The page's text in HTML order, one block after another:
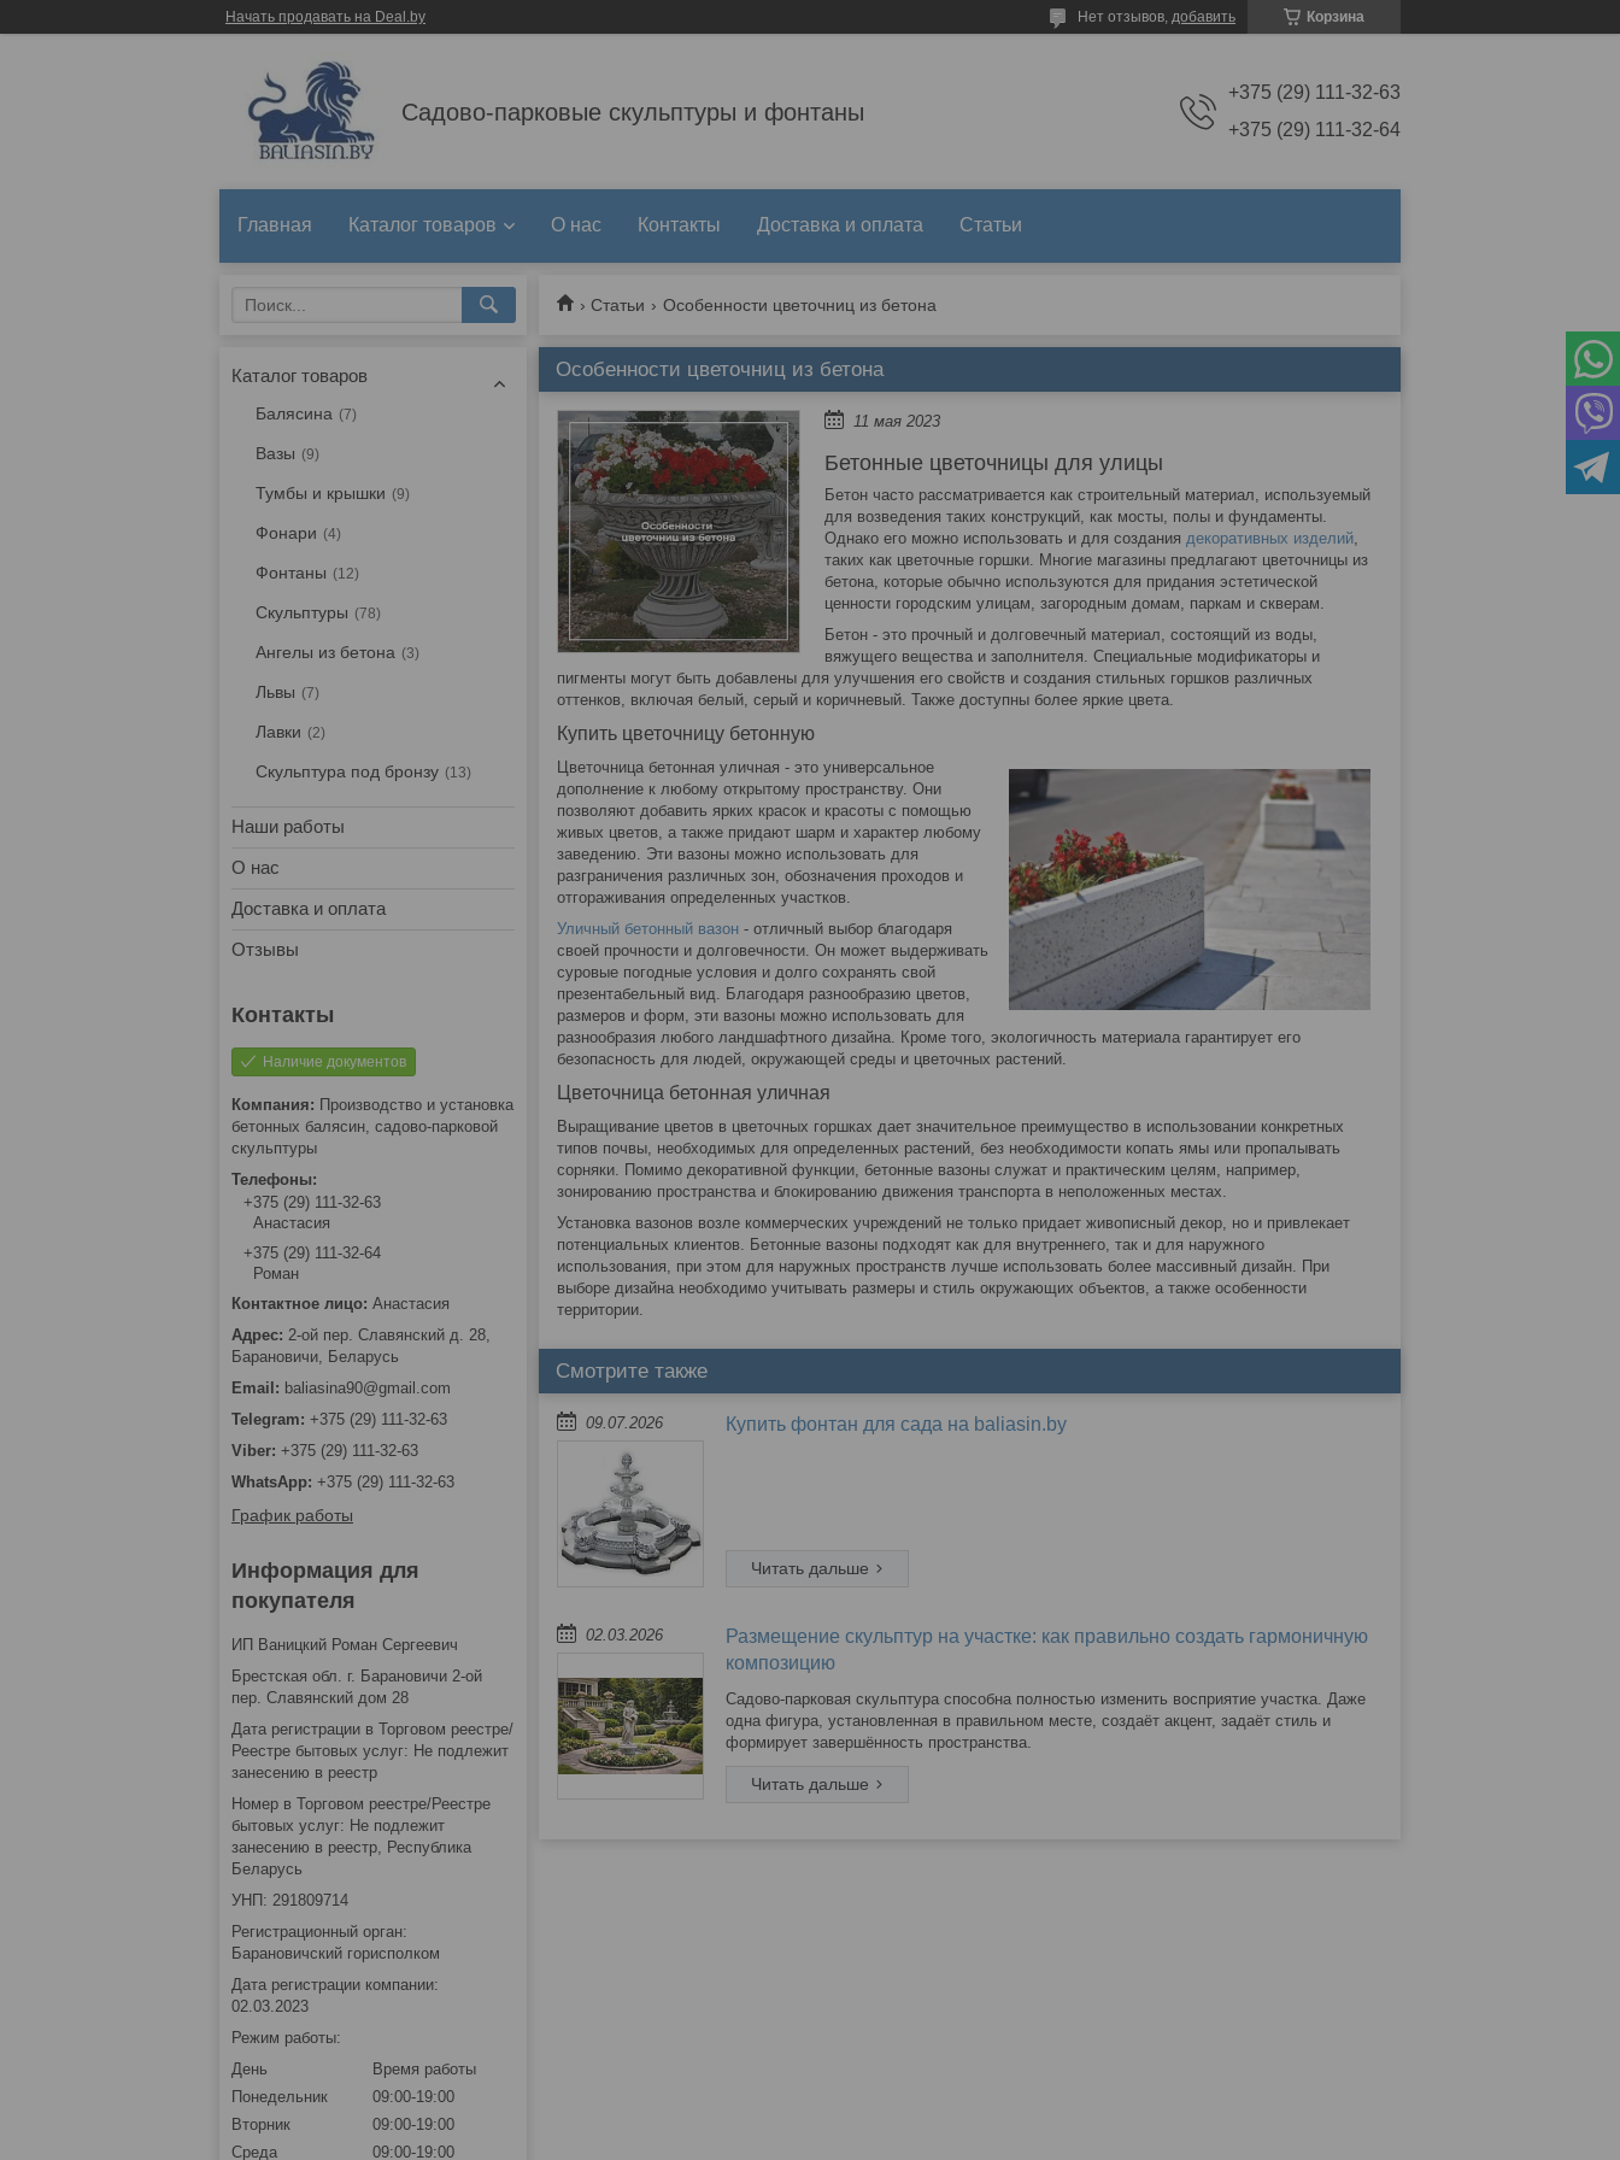
Начать продавать на Deal.by Корзина
Нет отзывов, добавить
Садово-парковые скульптуры и фонтаны
+375 (29) 111-32-63
+375 (29) 111-32-64
Главная Каталог товаров О нас Контакты Доставка и оплата Статьи
Статьи Особенности цветочниц из бетона
Особенности цветочниц из бетона
11 мая 2023
Бетонные цветочницы для улицы
Бетон часто рассматривается как строительный материал, используемый
для возведения таких конструкций, как мосты, полы и фундаменты.
Однако его можно использовать и для создания декоративных изделий,
таких как цветочные горшки. Многие магазины предлагают цветочницы из
бетона, которые обычно используются для придания эстетической
ценности городским улицам, загородным домам, паркам и скверам.
Бетон - это прочный и долговечный материал, состоящий из воды,
вяжущего вещества и заполнителя. Специальные модификаторы и
пигменты могут быть добавлены для улучшения его свойств и создания стильных горшков различных
оттенков, включая белый, серый и коричневый. Также доступны более яркие цвета.
Купить цветочницу бетонную
Цветочница бетонная уличная - это универсальное
дополнение к любому открытому пространству. Они
позволяют добавить ярких красок и красоты с помощью
живых цветов, а также придают шарм и характер любому
заведению. Эти вазоны можно использовать для
разграничения различных зон, обозначения проходов и
отгораживания определенных участков.
Уличный бетонный вазон - отличный выбор благодаря
своей прочности и долговечности. Он может выдерживать
суровые погодные условия и долго сохранять свой
презентабельный вид. Благодаря разнообразию цветов,
размеров и форм, эти вазоны можно использовать для
разнообразия любого ландшафтного дизайна. Кроме того, экологичность материала гарантирует его
безопасность для людей, окружающей среды и цветочных растений.
Цветочница бетонная уличная
Выращивание цветов в цветочных горшках дает значительное преимущество в использовании конкретных
типов почвы, необходимых для определенных растений, без необходимости копать ямы или пропалывать
сорняки. Помимо декоративной функции, бетонные вазоны служат и практическим целям, например,
зонированию пространства и блокированию движения транспорта в неположенных местах.
Установка вазонов возле коммерческих учреждений не только придает живописный декор, но и привлекает
потенциальных клиентов. Бетонные вазоны подходят как для внутреннего, так и для наружного
использования, при этом для наружных пространств лучше использовать более массивный дизайн. При
выборе дизайна необходимо учитывать размеры и стиль окружающих объектов, а также особенности
территории.
09.07.2026 Купить фонтан для сада на baliasin.by
02.03.2026
Размещение скульптур на участке: как правильно создать гармоничную
композицию
Садово-парковая скульптура способна полностью изменить восприятие участка. Даже
одна фигура, установленная в правильном месте, создаёт акцент, задаёт стиль и
формирует завершённость пространства.
Каталог товаров
Балясина 7
Вазы 9
Тумбы и крышки 9
Фонари 4
Фонтаны 12
Скульптуры 78
Ангелы из бетона 3
Львы 7
Лавки 2
Скульптура под бронзу 13
Наши работы
О нас
Доставка и оплата
Отзывы
Наличие документов
Производство и установка
бетонных балясин, садово-парковой
скульптуры
+375 (29) 111-32-63
Анастасия
+375 (29) 111-32-64
Роман
Анастасия
2-ой пер. Славянский д. 28,
Барановичи, Беларусь
baliasina90@gmail.com
+375 (29) 111-32-63
+375 (29) 111-32-63
+375 (29) 111-32-63
График работы
Информация для
покупателя
ИП Ваницкий Роман Сергеевич
Брестская обл. г. Барановичи 2-ой
пер. Славянский дом 28
Дата регистрации в Торговом реестре/
Реестре бытовых услуг: Не подлежит
занесению в реестр
Номер в Торговом реестре/Реестре
бытовых услуг: Не подлежит
занесению в реестр, Республика
Беларусь
УНП: 291809714
Регистрационный орган:
Барановичский горисполком
Дата регистрации компании:
02.03.2023
Режим работы:
День
Время работы
Понедельник
09:00-19:00
Вторник
09:00-19:00
Среда
09:00-19:00